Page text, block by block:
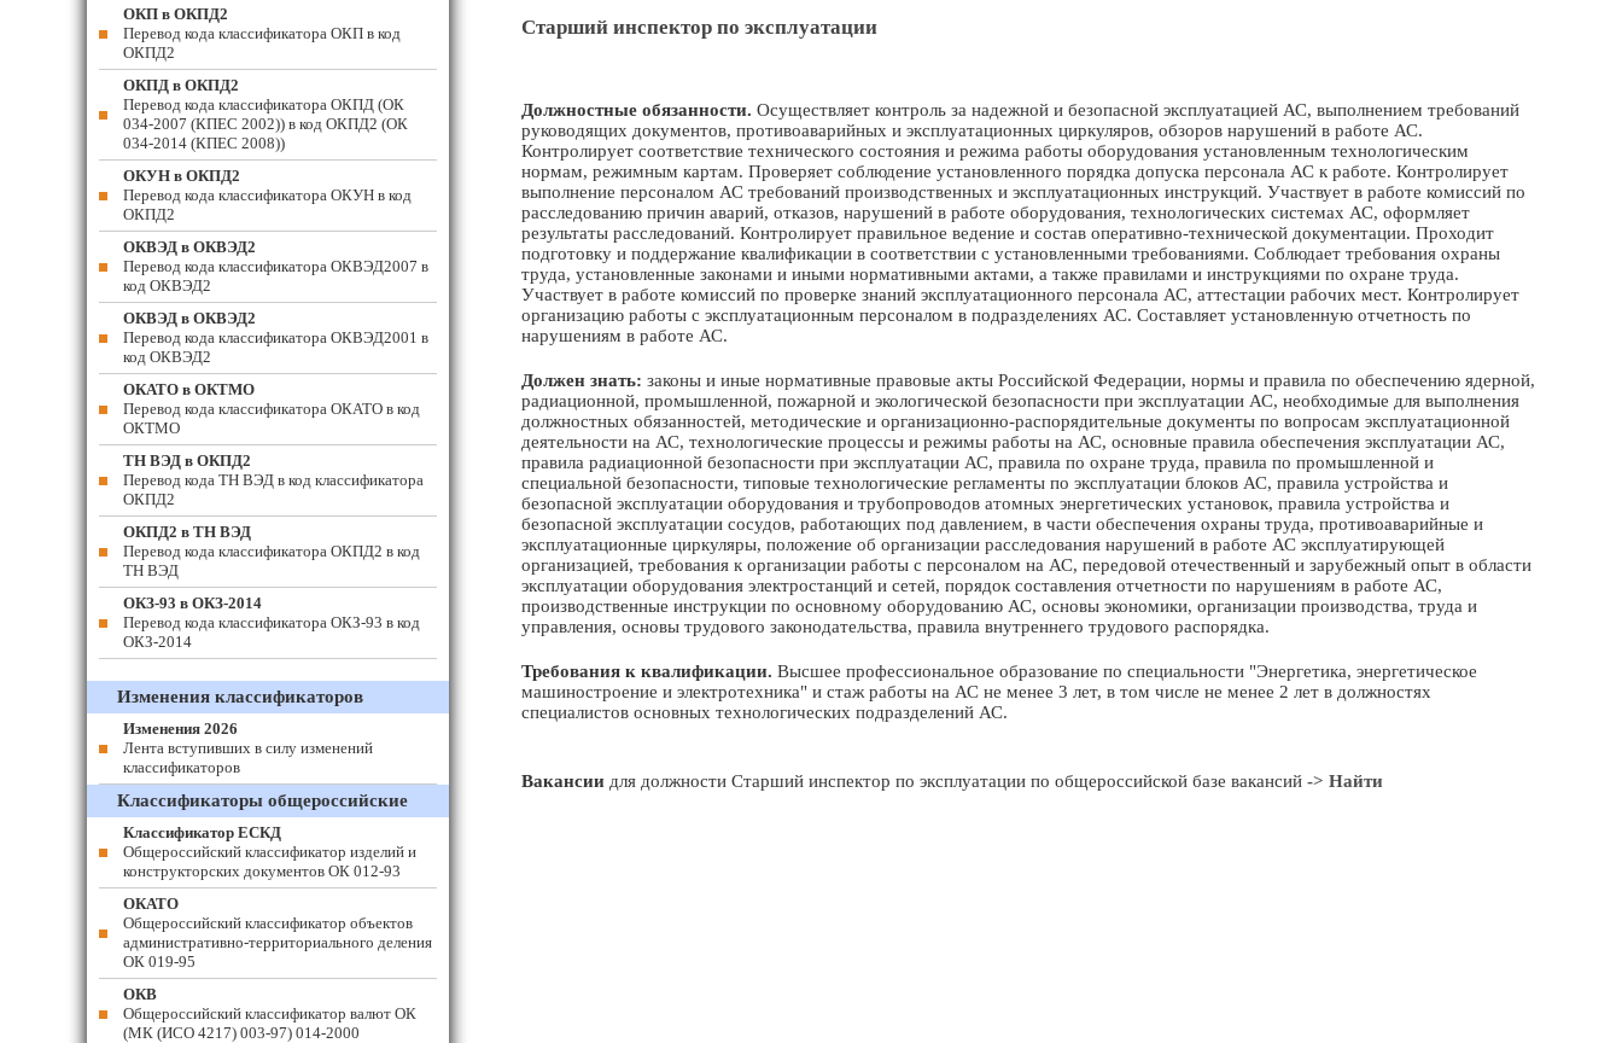
Старший инспектор по эксплуатации
Должностные обязанности. Осуществляет контроль за надежной и безопасной эксплуатацией АС, выполнением требований
руководящих документов, противоаварийных и эксплуатационных циркуляров, обзоров нарушений в работе АС.
Контролирует соответствие технического состояния и режима работы оборудования установленным технологическим
нормам, режимным картам. Проверяет соблюдение установленного порядка допуска персонала АС к работе. Контролирует
выполнение персоналом АС требований производственных и эксплуатационных инструкций. Участвует в работе комиссий по
расследованию причин аварий, отказов, нарушений в работе оборудования, технологических системах АС, оформляет
результаты расследований. Контролирует правильное ведение и состав оперативно-технической документации. Проходит
подготовку и поддержание квалификации в соответствии с установленными требованиями. Соблюдает требования охраны
труда, установленные законами и иными нормативными актами, а также правилами и инструкциями по охране труда.
Участвует в работе комиссий по проверке знаний эксплуатационного персонала АС, аттестации рабочих мест. Контролирует
организацию работы с эксплуатационным персоналом в подразделениях АС. Составляет установленную отчетность по
нарушениям в работе АС.
Должен знать: законы и иные нормативные правовые акты Российской Федерации, нормы и правила по обеспечению ядерной,
радиационной, промышленной, пожарной и экологической безопасности при эксплуатации АС, необходимые для выполнения
должностных обязанностей, методические и организационно-распорядительные документы по вопросам эксплуатационной
деятельности на АС, технологические процессы и режимы работы на АС, основные правила обеспечения эксплуатации АС,
правила радиационной безопасности при эксплуатации АС, правила по охране труда, правила по промышленной и
специальной безопасности, типовые технологические регламенты по эксплуатации блоков АС, правила устройства и
безопасной эксплуатации оборудования и трубопроводов атомных энергетических установок, правила устройства и
безопасной эксплуатации сосудов, работающих под давлением, в части обеспечения охраны труда, противоаварийные и
эксплуатационные циркуляры, положение об организации расследования нарушений в работе АС эксплуатирующей
организацией, требования к организации работы с персоналом на АС, передовой отечественный и зарубежный опыт в области
эксплуатации оборудования электростанций и сетей, порядок составления отчетности по нарушениям в работе АС,
производственные инструкции по основному оборудованию АС, основы экономики, организации производства, труда и
управления, основы трудового законодательства, правила внутреннего трудового распорядка.
Требования к квалификации. Высшее профессиональное образование по специальности "Энергетика, энергетическое
машиностроение и электротехника" и стаж работы на АС не менее 3 лет, в том числе не менее 2 лет в должностях
специалистов основных технологических подразделений АС.
Вакансии для должности Старший инспектор по эксплуатации по общероссийской базе вакансий -> Найти
ОКП в ОКПД2
Перевод кода классификатора ОКП в код
ОКПД2
ОКПД в ОКПД2
Перевод кода классификатора ОКПД (ОК
034-2007 (КПЕС 2002)) в код ОКПД2 (ОК
034-2014 (КПЕС 2008))
ОКУН в ОКПД2
Перевод кода классификатора ОКУН в код
ОКПД2
ОКВЭД в ОКВЭД2
Перевод кода классификатора ОКВЭД2007 в
код ОКВЭД2
ОКВЭД в ОКВЭД2
Перевод кода классификатора ОКВЭД2001 в
код ОКВЭД2
ОКАТО в ОКТМО
Перевод кода классификатора ОКАТО в код
ОКТМО
ТН ВЭД в ОКПД2
Перевод кода ТН ВЭД в код классификатора
ОКПД2
ОКПД2 в ТН ВЭД
Перевод кода классификатора ОКПД2 в код
ТН ВЭД
ОКЗ-93 в ОКЗ-2014
Перевод кода классификатора ОКЗ-93 в код
ОКЗ-2014
Изменения классификаторов
Изменения 2026
Лента вступивших в силу изменений
классификаторов
Классификаторы общероссийские
Классификатор ЕСКД
Общероссийский классификатор изделий и
конструкторских документов ОК 012-93
ОКАТО
Общероссийский классификатор объектов
административно-территориального деления
ОК 019-95
ОКВ
Общероссийский классификатор валют ОК
(МК (ИСО 4217) 003-97) 014-2000